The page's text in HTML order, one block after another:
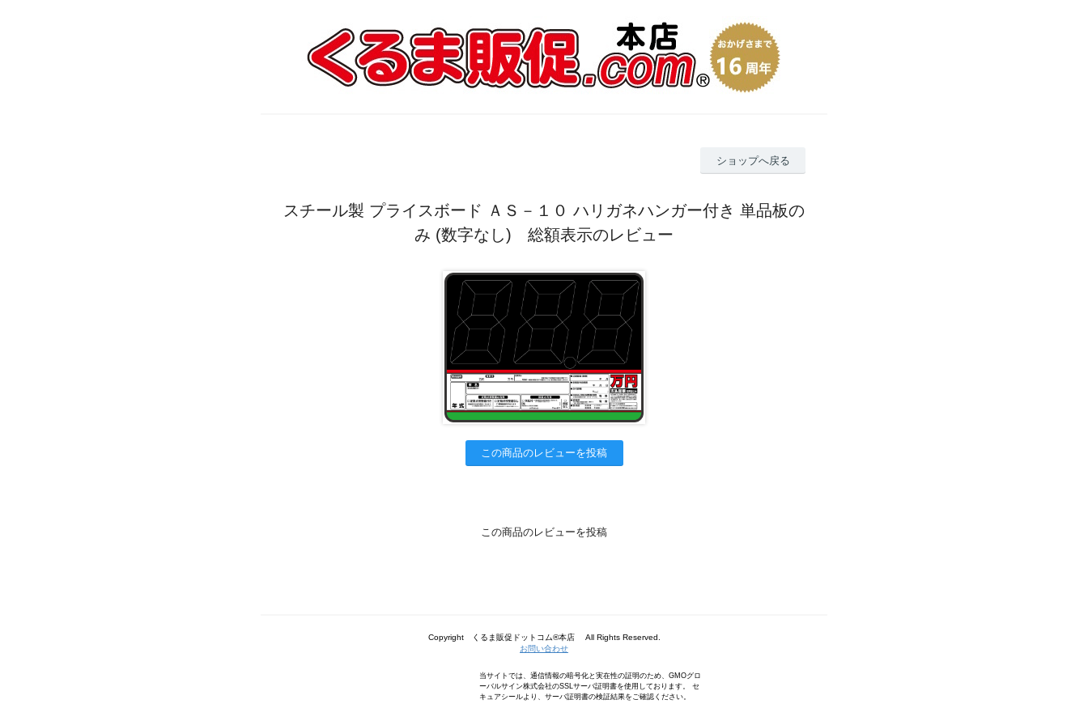
ショップへ戻る
スチール製 プライスボード ＡＳ－１０ ハリガネハンガー付き 単品板の
み (数字なし) 総額表示のレビュー
この商品のレビューを投稿
この商品のレビューを投稿
Copyright くるま販促ドットコム®本店 All Rights Reserved.
お問い合わせ
当サイトでは、通信情報の暗号化と実在性の証明のため、GMOグロ
ーバルサイン株式会社のSSLサーバ証明書を使用しております。 セ
キュアシールより、サーバ証明書の検証結果をご確認ください。